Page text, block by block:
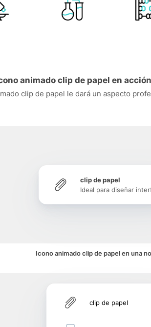
animado clip de papel en acción
clip de papel le dará un aspecto
clip de papel
Ideal para diseñar
Icono animado clip de papel en una
clip de papel